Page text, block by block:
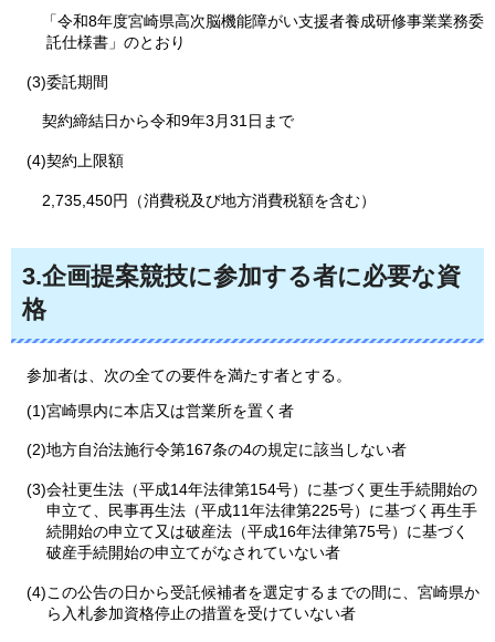
「令和8年度宮崎県高次脳機能障がい支援者養成研修事業業務委
託仕様書」のとおり
(3)委託期間
契約締結日から令和9年3月31日まで
(4)契約上限額
2,735,450円（消費税及び地方消費税額を含む）
3.企画提案競技に参加する者に必要な資
格
参加者は 、次の全ての要件を満たす者とする。
(1)宮崎県内に本店又は営業所を置く者
(2)地方自治法施行令第167条の4の規定に該当しない者
(3)会社更生法（平成14年法律第154号）に基づく更生手続開始の
申立て、民事再生法（平成11年法律第225号）に基づく再生手
続開始の申立て又は破産法（平成16年法律第75号）に基づく
破産手続開始の申立てがなされていない者
(4)この公告の日から受託候補者を選定するまでの間に、宮崎県か
ら入札参加資格停止の措置を受けていない者